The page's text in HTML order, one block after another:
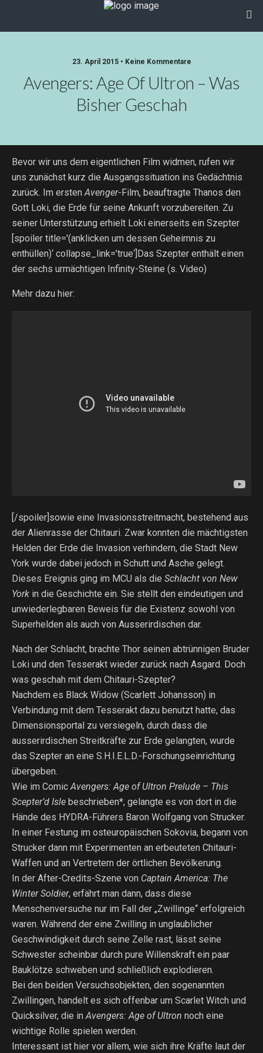
23. April 2015 • Keine Kommentare
Avengers: Age Of Ultron – Was
Bisher Geschah
Bevor wir uns dem eigentlichen Film widmen, rufen wir
uns zunächst kurz die Ausgangssituation ins Gedächtnis
zurück. Im erstenAvenger-Film, beauftragte Thanos den
Gott Loki, die Erde für seine Ankunft vorzubereiten. Zu
seiner Unterstützung erhielt Loki einerseits ein Szepter
[spoiler title='(anklicken um dessen Geheimnis zu
enthüllen)‘ collapse_link=’true‘]Das Szepter enthält einen
der sechs urmächtigen Infinity-Steine (s. Video)
Mehr dazu hier:
[/spoiler]sowie eine Invasionsstreitmacht, bestehend aus
der Alienrasse der Chitauri. Zwar konnten die mächtigsten
Helden der Erde die Invasion verhindern, die Stadt New
York wurde dabei jedoch in Schutt und Asche gelegt.
Dieses Ereignis ging im MCU als die Schlacht von New
York in die Geschichte ein. Sie stellt den eindeutigen und
unwiederlegbaren Beweis für die Existenz sowohl von
Superhelden als auch von Ausserirdischen dar.
Nach der Schlacht, brachte Thor seinen abtrünnigen Bruder
Loki und den Tesserakt wieder zurück nach Asgard. Doch
was geschah mit dem Chitauri-Szepter?
Nachdem es Black Widow (Scarlett Johansson) in
Verbindung mit dem Tesserakt dazu benutzt hatte, das
Dimensionsportal zu versiegeln, durch dass die
ausserirdischen Streitkräfte zur Erde gelangten, wurde
das Szepter an eine S.H.I.E.L.D.-Forschungseinrichtung
übergeben.
Wie im ComicAvengers: Age of Ultron Prelude – This
Scepter’d Isle beschrieben*, gelangte es von dort in die
Hände des HYDRA-Führers Baron Wolfgang von Strucker.
In einer Festung im osteuropäischen Sokovia, begann von
Strucker dann mit Experimenten an erbeuteten Chitauri-
Waffen und an Vertretern der örtlichen Bevölkerung.
In der After-Credits-Szene von Captain America: The
Winter Soldier, erfährt man dann, dass diese
Menschenversuche nur im Fall der „Zwillinge“ erfolgreich
waren. Während der eine Zwilling in unglaublicher
Geschwindigkeit durch seine Zelle rast, lässt seine
Schwester scheinbar durch pure Willenskraft ein paar
Bauklötze schweben und schließlich explodieren.
Bei den beiden Versuchsobjekten, den sogenannten
Zwillingen, handelt es sich offenbar um Scarlet Witch und
Quicksilver, die inAvengers: Age of Ultron noch eine
wichtige Rolle spielen werden.
Interessant ist hier vor allem, wie sich ihre Kräfte laut der